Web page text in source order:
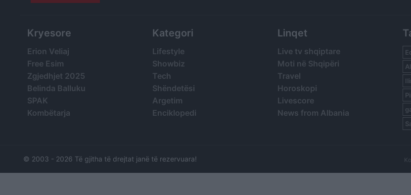
Kryesore
Erion Veliaj
Free Esim
Zgjedhjet 2025
Belinda Balluku
SPAK
Kombëtarja
Kategori
Lifestyle
Showbiz
Tech
Shëndetësi
Argetim
Enciklopedi
Linqet
Live tv shqiptare
Moti në Shqipëri
Travel
Horoskopi
Livescore
News from Albania
© 2003 - 2026 Të gjitha të drejtat janë të rezervuara!